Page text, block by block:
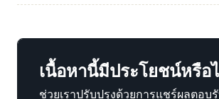
เนื้อหานี้มีประโยชน์หรือ
ช่วยเราปรับปรุงด้วยการแชร์ผลตอ